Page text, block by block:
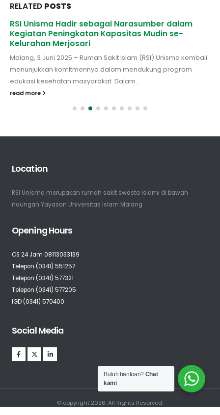
RELATED POSTS
RSI Unisma Hadir sebagai Narasumber dalam
Kegiatan Peningkatan Kapasitas Mudin se-
Kelurahan Merjosari
Malang, 3 Juni 2025 – Rumah Sakit Islam (RSI) Unisma kembali
menunjukkan komitmennya dalam mendukung program
edukasi kesehatan masyarakat. Dalam...
read more
Location
RSI Unisma merupakan rumah sakit swasta Islami di bawah
naungan Yayasan Universitas Islam Malang
Opening Hours
CS 24 Jam 08113033139
Telepon (0341) 551257
Telepon (0341) 577321
Telepon (0341) 577205
IGD (0341) 570400
Social Media
© copyright 2026. All Rights Reserved.
Butuh bantuan? Chat
kami